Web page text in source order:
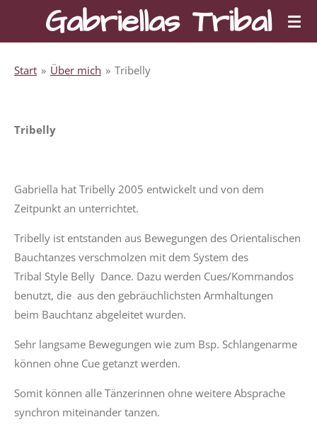
HauptinhaltGabriellas Tribal
Start » Über mich » Tribelly
Tribelly
Gabriella hat Tribelly 2005 entwickelt und von dem
Zeitpunkt an unterrichtet.
Tribelly ist entstanden aus Bewegungen des Orientalischen
Bauchtanzes verschmolzen mit dem System des
Tribal Style Belly Dance. Dazu werden Cues/Kommandos
benutzt, die aus den gebräuchlichsten Armhaltungen
beim Bauchtanz abgeleitet wurden.
Sehr langsame Bewegungen wie zum Bsp. Schlangenarme
können ohne Cue getanzt werden.
Somit können alle Tänzerinnen ohne weitere Absprache
synchron miteinander tanzen.